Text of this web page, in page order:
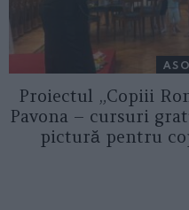
Proiectul „Copiii
Pavona – cursuri
pictură pentru